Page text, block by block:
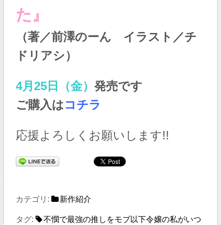
た』
（著／前澤のーん イラスト／チ
ドリアシ）
4月25日（金） 発売です
ご購入はコチラ
応援よろしくお願いします!!
カテゴリ: 新作紹介
タグ:
不憫で最強の推しをモブ以下令嬢の私がいつ